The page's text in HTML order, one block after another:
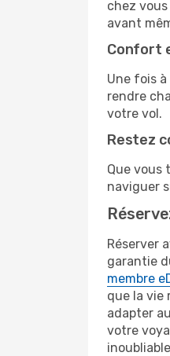
chez
avant
Confort
Une fois
rendre
votre vol.
Restez
Que vous
naviguer
Réserver
garantie
membre
que la vie
adapter
votre